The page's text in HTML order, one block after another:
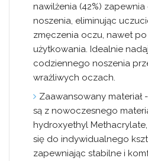
nawilżenia (42%)
noszenia, eliminując
zmęczenia oczu, nawet
użytkowania. Idealnie
codziennego noszenia
wrażliwych oczach.
Zaawansowany materiał-
są z nowoczesnego
hydroxyethyl
się do indywidualnego
zapewniając stabilne i